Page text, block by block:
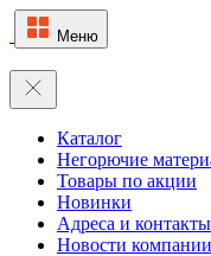
Меню
Каталог
Негорючие
Товары по акции
Новинки
Адреса и контакты
Новости компании